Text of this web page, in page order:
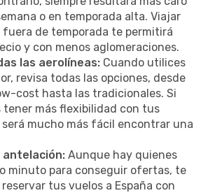
o en temporada alta. Viajar
fuera de temporada te permitirá
y con menos aglomeraciones.
las aerolíneas: Cuando utilices
revisa todas las opciones, desde
cost hasta las tradicionales. Si
tener más flexibilidad con tus
mucho más fácil encontrar una
antelación: Aunque hay quienes
minuto para conseguir ofertas, te
tus vuelos a España con